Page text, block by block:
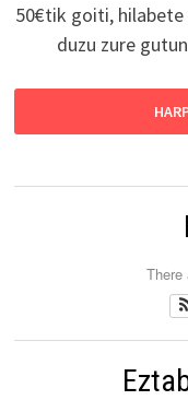
50€tik goiti,
duzu zure
There